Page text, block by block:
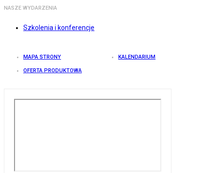
NASZE WYDARZENIA
Szkolenia i konferencje
MAPA STRONY KALENDARIUM
OFERTA PRODUKTOWA